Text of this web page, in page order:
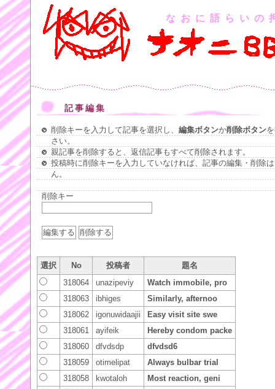
なおに語らいの
記事編集
削除キーを入力して記事を選択し、 編集ボタンか削除ボタン
さい。
親記事を削除すると、返信記事もすべて削除されます。
投稿時に削除キーを入力していなければ、記事の編集・削除
ん。
削除キー
選択 No 投稿者
題名
318064
unazipeviy
Watch immobile, pro
318063
ibhiges
Similarly, afternoo
318062
igonuwidaajii
Easy visit site swe
318061
ayifeik
Hereby condom packe
318060
dfvdsdp
dfvdsd6
318059
otimelipat
Always bulbar trial
318058
kwotaloh
Most reaction, geni